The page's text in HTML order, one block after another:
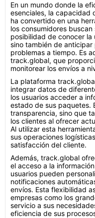
En un mundo donde la
esenciales, la capacidad
ha convertido en una
los consumidores
posibilidad de conocer
sino también de
problemas a tiempo. Es
track.global, que
monitorear los envíos a
La plataforma
integrar datos de
los usuarios acceder a
estado de sus paquetes.
transparencia, sino que
los clientes al ofrecer
Al utilizar esta
sus operaciones
satisfacción del cliente.
Además, track.global
el acceso a la
usuarios pueden
notificaciones
envíos. Esta flexibilidad
empresas como los
servicio a sus
eficiencia de sus